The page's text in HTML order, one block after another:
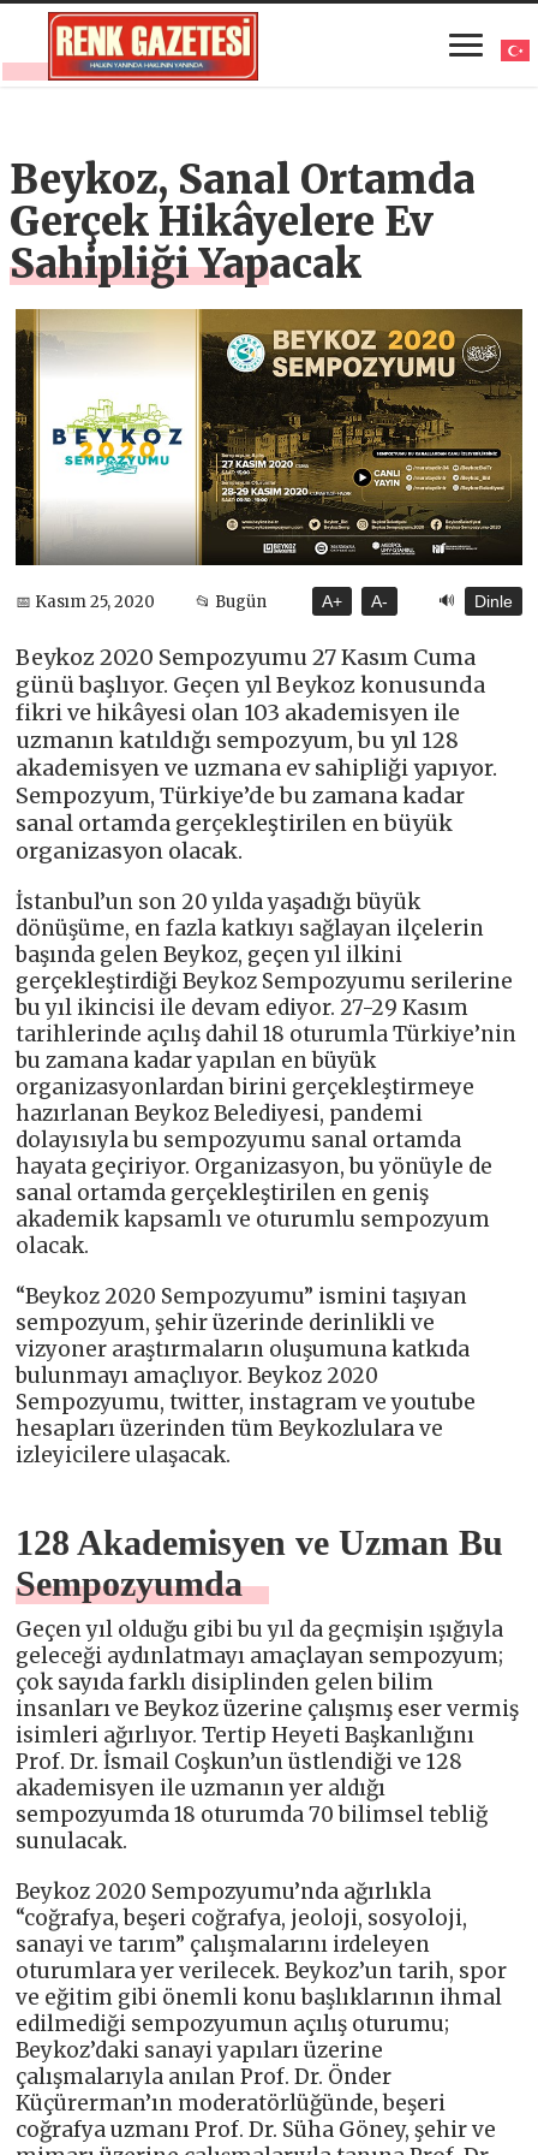
Beykoz, Sanal Ortamda
Gerçek Hikâyelere Ev
Sahipliği Yapacak
📅 Kasım 25, 2020 📂 Bugün A+ A- 🔊 Dinle
Beykoz 2020 Sempozyumu 27 Kasım Cuma
günü başlıyor. Geçen yıl Beykoz konusunda
fikri ve hikâyesi olan 103 akademisyen ile
uzmanın katıldığı sempozyum, bu yıl 128
akademisyen ve uzmana ev sahipliği yapıyor.
Sempozyum, Türkiye’de bu zamana kadar
sanal ortamda gerçekleştirilen en büyük
organizasyon olacak.
İstanbul’un son 20 yılda yaşadığı büyük
dönüşüme, en fazla katkıyı sağlayan ilçelerin
başında gelen Beykoz, geçen yıl ilkini
gerçekleştirdiği Beykoz Sempozyumu serilerine
bu yıl ikincisi ile devam ediyor. 27-29 Kasım
tarihlerinde açılış dahil 18 oturumla Türkiye’nin
bu zamana kadar yapılan en büyük
organizasyonlardan birini gerçekleştirmeye
hazırlanan Beykoz Belediyesi, pandemi
dolayısıyla bu sempozyumu sanal ortamda
hayata geçiriyor. Organizasyon, bu yönüyle de
sanal ortamda gerçekleştirilen en geniş
akademik kapsamlı ve oturumlu sempozyum
olacak.
“Beykoz 2020 Sempozyumu” ismini taşıyan
sempozyum, şehir üzerinde derinlikli ve
vizyoner araştırmaların oluşumuna katkıda
bulunmayı amaçlıyor. Beykoz 2020
Sempozyumu, twitter, instagram ve youtube
hesapları üzerinden tüm Beykozlulara ve
izleyicilere ulaşacak.
128 Akademisyen ve Uzman Bu
Sempozyumda
Geçen yıl olduğu gibi bu yıl da geçmişinışığıyla
geleceği aydınlatmayı amaçlayan sempozyum;
çok sayıda farklı disiplinden gelen bilim
insanları ve Beykoz üzerine çalışmış eser vermiş
isimleri ağırlıyor. Tertip Heyeti Başkanlığını
Prof. Dr. İsmail Coşkun’un üstlendiği ve 128
akademisyen ile uzmanın yer aldığı
sempozyumda 18 oturumda 70 bilimsel tebliğ
sunulacak.
Beykoz 2020 Sempozyumu’nda ağırlıkla
“coğrafya, beşeri coğrafya, jeoloji, sosyoloji,
sanayi ve tarım” çalışmalarını irdeleyen
oturumlara yer verilecek. Beykoz’un tarih, spor
ve eğitim gibi önemli konu başlıklarının ihmal
edilmediği sempozyumun açılış oturumu;
Beykoz’daki sanayi yapıları üzerine
çalışmalarıyla anılan Prof. Dr. Önder
Küçürerman’ın moderatörlüğünde, beşeri
coğrafya uzmanı Prof. Dr. Süha Göney, şehir ve